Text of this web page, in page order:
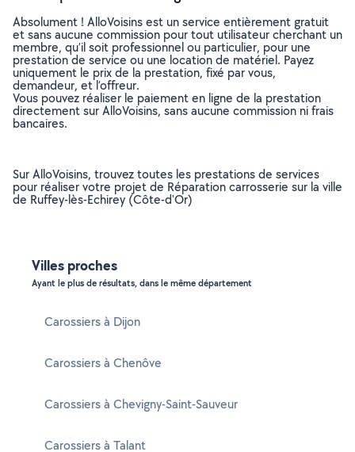
Absolument ! AlloVoisins est un service entièrement gratuit
et sans aucune commission pour tout utilisateur cherchant un
membre, qu’il soit professionnel ou particulier, pour une
prestation de service ou une location de matériel. Payez
uniquement le prix de la prestation, fixé par vous,
demandeur, et l’offreur.
Vous pouvez réaliser le paiement en ligne de la prestation
directement sur AlloVoisins, sans aucune commission ni frais
bancaires.
Sur AlloVoisins, trouvez toutes les prestations de services
pour réaliser votre projet de Réparation carrosserie sur la ville
de Ruffey-lès-Echirey (Côte-d'Or)
Villes proches
Ayant le plus de résultats, dans le même département
Carossiers à Dijon
Carossiers à Chenôve
Carossiers à Chevigny-Saint-Sauveur
Carossiers à Talant